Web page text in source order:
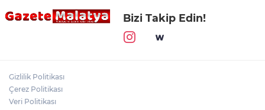
Bizi Takip Edin!
Gizlilik Politikası
Çerez Politikası
Veri Politikası